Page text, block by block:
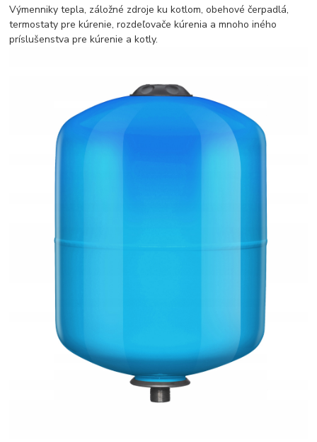
Výmenniky tepla, záložné zdroje ku kotlom, obehové čerpadlá,
termostaty pre kúrenie, rozdeľovače kúrenia a mnoho iného
príslušenstva pre kúrenie a kotly.